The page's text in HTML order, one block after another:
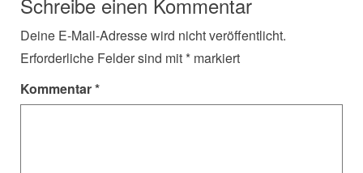
Deine E-Mail-Adresse wird nicht veröffentlicht.
Erforderliche Felder sind mit * markiert
Kommentar*